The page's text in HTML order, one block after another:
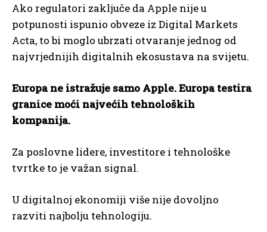
Ako regulatori zaključe da Apple nije u
potpunosti ispunio obveze iz Digital Markets
Acta, to bi moglo ubrzati otvaranje jednog od
najvrjednijih digitalnih ekosustava na svijetu.
Europa ne istražuje samo Apple. Europa testira
granice moći najvećih tehnoloških
kompanija.
Za poslovne lidere, investitore i tehnološke
tvrtke to je važan signal.
U digitalnoj ekonomiji više nije dovoljno
razviti najbolju tehnologiju.